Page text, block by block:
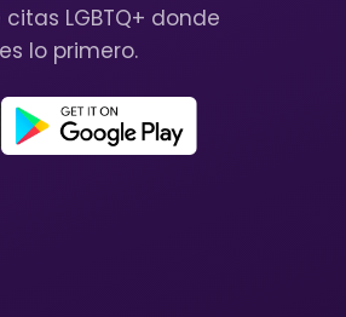
LGBTQ+ donde
lo primero.